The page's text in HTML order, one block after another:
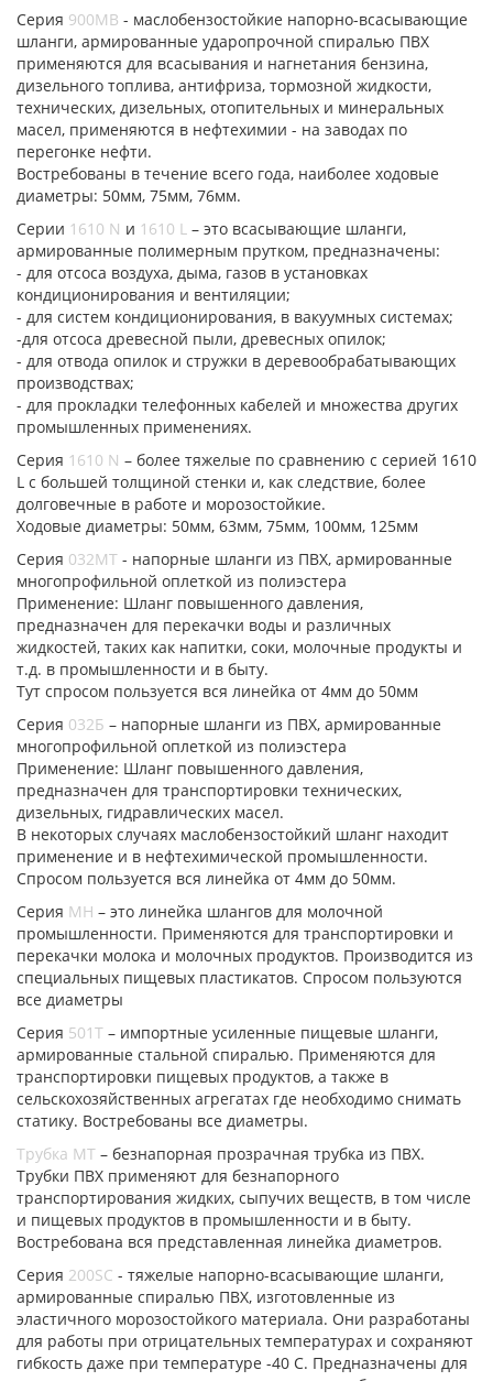
Серия 900МВ - маслобензостойкие напорно-всасывающие
шланги, армированные ударопрочной спиралью ПВХ
применяются для всасывания и нагнетания бензина,
дизельного топлива, антифриза, тормозной жидкости,
технических, дизельных, отопительных и минеральных
масел, применяются в нефтехимии - на заводах по
перегонке нефти.
Востребованы в течение всего года, наиболее ходовые
диаметры: 50мм, 75мм, 76мм.
Серии 1610 N и 1610 L – это всасывающие шланги,
армированные полимерным прутком, предназначены:
- для отсоса воздуха, дыма, газов в установках
кондиционирования и вентиляции;
- для систем кондиционирования, в вакуумных системах;
-для отсоса древесной пыли, древесных опилок;
- для отвода опилок и стружки в деревообрабатывающих
производствах;
- для прокладки телефонных кабелей и множества других
промышленных применениях.
Серия 1610 N – более тяжелые по сравнению с серией 1610
L с большей толщиной стенки и, как следствие, более
долговечные в работе и морозостойкие.
Ходовые диаметры: 50мм, 63мм, 75мм, 100мм, 125мм
Серия 032МТ - напорные шланги из ПВХ, армированные
многопрофильной оплеткой из полиэстера
Применение: Шланг повышенного давления,
предназначен для перекачки воды и различных
жидкостей, таких как напитки, соки, молочные продукты и
т.д. в промышленности и в быту.
Тут спросом пользуется вся линейка от 4мм до 50мм
Серия 032Б – напорные шланги из ПВХ, армированные
многопрофильной оплеткой из полиэстера
Применение: Шланг повышенного давления,
предназначен для транспортировки технических,
дизельных, гидравлических масел.
В некоторых случаях маслобензостойкий шланг находит
применение и в нефтехимической промышленности.
Спросом пользуется вся линейка от 4мм до 50мм.
Серия МН – это линейка шлангов для молочной
промышленности. Применяются для транспортировки и
перекачки молока и молочных продуктов. Производится из
специальных пищевых пластикатов. Спросом пользуются
все диаметры
Серия 501Т – импортные усиленные пищевые шланги,
армированные стальной спиралью. Применяются для
транспортировки пищевых продуктов, а также в
сельскохозяйственных агрегатах где необходимо снимать
статику. Востребованы все диаметры.
Трубка МТ – безнапорная прозрачная трубка из ПВХ.
Трубки ПВХ применяют для безнапорного
транспортирования жидких, сыпучих веществ, в том числе
и пищевых продуктов в промышленности и в быту.
Востребована вся представленная линейка диаметров.
Серия 200SC - тяжелые напорно-всасывающие шланги,
армированные спиралью ПВХ, изготовленные из
эластичного морозостойкого материала. Они разработаны
для работы при отрицательных температурах и сохраняют
гибкость даже при температуре -40 С. Предназначены для